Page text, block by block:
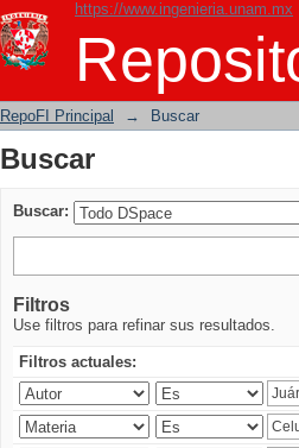
https://www.ingenieria.unam.mx
Buscar
RepoFI Principal → Buscar
Buscar
Buscar:
Filtros
Use filtros para refinar sus resultados.
Filtros actuales: